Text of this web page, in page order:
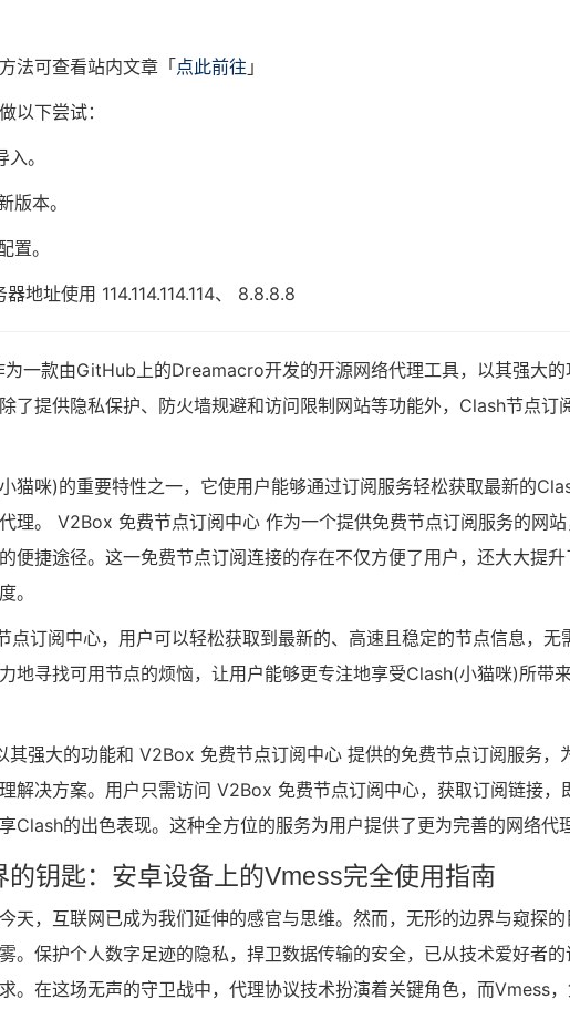
法可查看站内文章「 点此前往 」
以下尝试：
。
版本。
置。
地址使用 114.114.114.114、 8.8.8.8
一款由GitHub上的Dreamacro开发的开源网络代理工具，以其强大的
了提供隐私保护、防火墙规避和访问限制网站等功能外，Clash节点订
猫咪)的重要特性之一，它使用户能够通过订阅服务轻松获取最新的
理。 V2Box 免费节点订阅中心 作为一个提供免费节点订阅服务的网
便捷途径。这一免费节点订阅连接的存在不仅方便了用户，还大大提
。
点订阅中心，用户可以轻松获取到最新的、高速且稳定的节点信息，无
地寻找可用节点的烦恼，让用户能够更专注地享受Clash(小猫咪)所带
其强大的功能和 V2Box 免费节点订阅中心 提供的免费节点订阅服务，
解决方案。用户只需访问 V2Box 免费节点订阅中心，获取订阅链接，
Clash的出色表现。这种全方位的服务为用户提供了更为完善的网络代
的钥匙：安卓设备上的Vmess完全使用指南
天，互联网已成为我们延伸的感官与思维。然而，无形的边界与窥探
。保护个人数字足迹的隐私，捍卫数据传输的安全，已从技术爱好者
。在这场无声的守卫战中，代理协议技术扮演着关键角色，而Vmess，